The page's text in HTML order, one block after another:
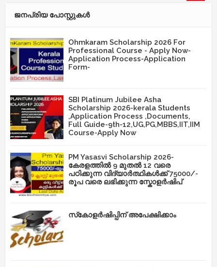
ജനപ്രിയ പോസ്റ്റുകള്‍‌
Ohmkaram Scholarship 2026 For
Professional Course - Apply Now-
Application Process-Application
Form-
SBI Platinum Jubilee Asha
Scholarship 2026-kerala Students
,Application Process ,Documents,
Full Guide-9th-12,UG,PG,MBBS,IIT,IIM
Course-Apply Now
PM Yasasvi Scholarship 2026-
കേരളത്തിൽ 9 മുതൽ 12 വരെ
പഠിക്കുന്ന വിദ്യാർത്ഥികൾക്ക് 75000/-
രൂപ വരെ ലഭിക്കുന്ന സ്കോളർഷിപ്
സ്‌കോളർഷിപ്പിന് അപേക്ഷിക്കാം